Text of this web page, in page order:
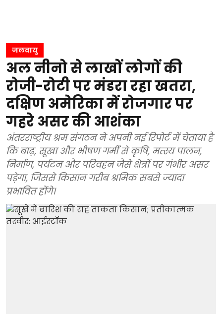
जलवायु
अल नीनो से लाखों लोगों की
रोजी-रोटी पर मंडरा रहा खतरा,
दक्षिण अमेरिका में रोजगार पर
गहरे असर की आशंका
अंतरराष्ट्रीय श्रम संगठन ने अपनी नई रिपोर्ट में चेताया है
कि बाढ़, सूखा और भीषण गर्मी से कृषि, मत्स्य पालन,
निर्माण, पर्यटन और परिवहन जैसे क्षेत्रों पर गंभीर असर
पड़ेगा, जिससे किसान गरीब श्रमिक सबसे ज्यादा
प्रभावित होंगे।